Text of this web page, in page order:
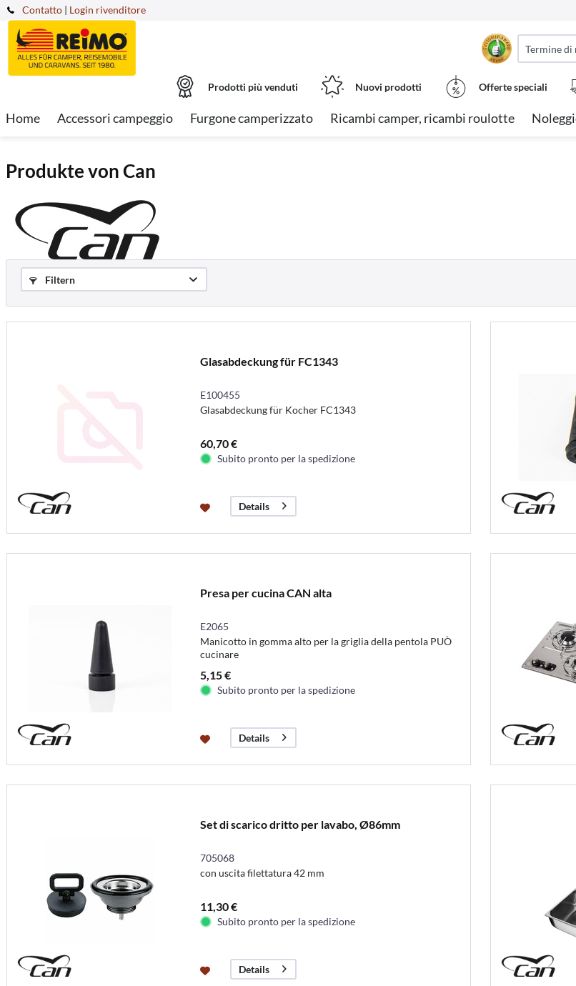
Contatto | Login rivenditore
Prodotti più venduti Nuovi prodotti Offerte speciali
Home Accessori campeggio Furgone camperizzato Ricambi camper, ricambi roulotte
Produkte von Can
Filtern
Glasabdeckung für FC1343
E100455
Glasabdeckung für Kocher FC1343
60,70 €
Subito pronto per la spedizione
Details
Presa per cucina CAN alta
E2065
Manicotto in gomma alto per la griglia della pentola PUÒ
cucinare
5,15 €
Subito pronto per la spedizione
Details
Set di scarico dritto per lavabo, Ø86mm
705068
con uscita filettatura 42 mm
11,30 €
Subito pronto per la spedizione
Details